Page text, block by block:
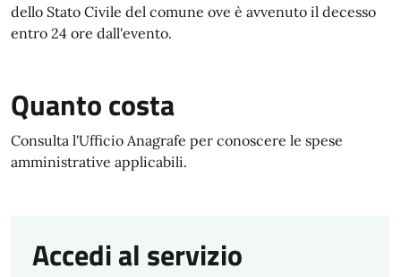
dello Stato Civile del comune ove è avvenuto il decesso
entro 24 ore dall'evento.
Quanto costa
Consulta l'Ufficio Anagrafe per conoscere le spese
amministrative applicabili.
Accedi al servizio